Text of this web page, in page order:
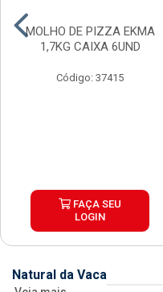
MOLHO DE PIZZA EKMA
1,7KG CAIXA 6UND
Código: 37415
FAÇA SEU
LOGIN
Natural da Vaca